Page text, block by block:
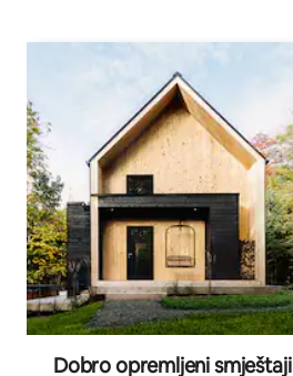
Dobro opremljeni smještaji